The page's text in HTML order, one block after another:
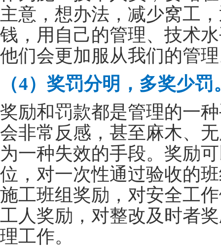
主意，想办法，减少窝工
钱，用自己的管理、技术
他们会更加服从我们的管
（4）奖罚分明，多奖少罚
奖励和罚款都是管理的一
会非常反感，甚至麻木、
为一种失效的手段。奖励
位，对一次性通过验收的
施工班组奖励，对安全工
工人奖励，对整改及时者
理工作。